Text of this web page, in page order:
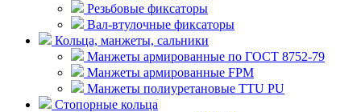
Резьбовые фиксаторы
Вал-втулочные фиксаторы
Кольца, манжеты, сальники
Манжеты армированные по ГОСТ 8752-79
Манжеты армированные FPM
Манжеты полиуретановые TTU PU
Стопорные кольца